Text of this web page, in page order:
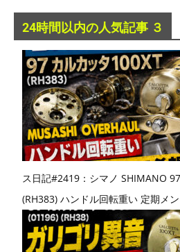
24時間以内の人気記事 ３
ス日記#2419：シマノ SHIMANO
(RH383) ハンドル回転重い 定期メ